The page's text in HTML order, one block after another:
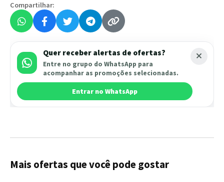
Compartilhar:
Quer receber alertas de ofertas?
Entre no grupo do WhatsApp para
acompanhar as promoções selecionadas.
Entrar no WhatsApp
Mais ofertas que você pode gostar